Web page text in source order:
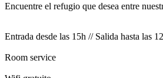
Encuentre el refugio que desea entre
Entrada desde las 15h // Salida hasta las
Room service